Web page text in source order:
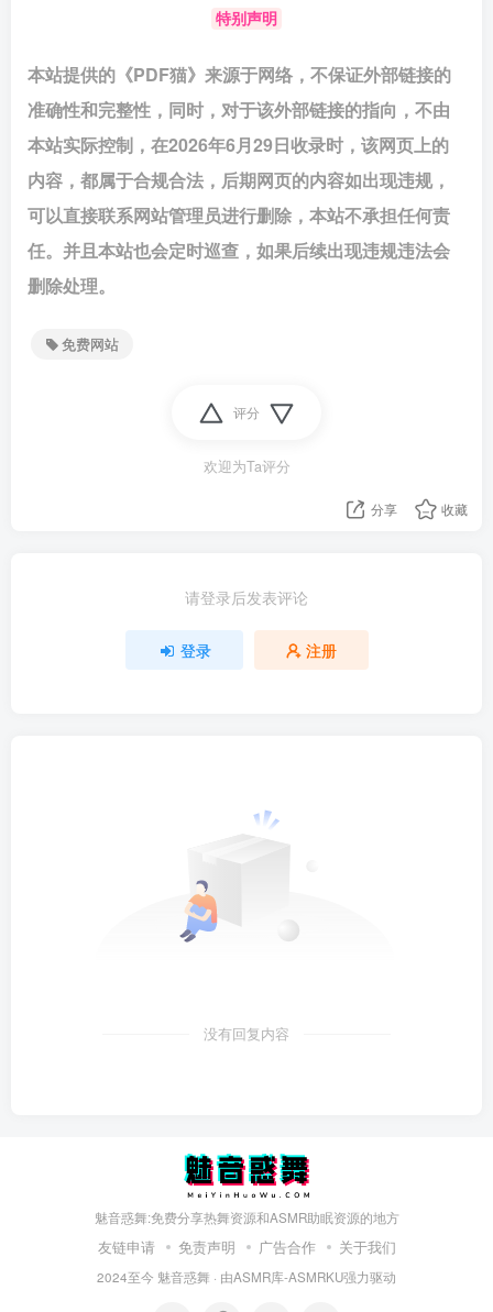
特别声明
本站提供的《PDF猫》来源于网络，不保证外部链接的
准确性和完整性，同时，对于该外部链接的指向，不由
本站实际控制，在2026年6月29日收录时，该网页上的
内容，都属于合规合法，后期网页的内容如出现违规，
可以直接联系网站管理员进行删除，本站不承担任何责
任。并且本站也会定时巡查，如果后续出现违规违法会
删除处理。
免费网站
评分
欢迎为Ta评分
分享 收藏
请登录后发表评论
登录 注册
没有回复内容
魅音惑舞:免费分享热舞资源和ASMR助眠资源的地方
友链申请 免责声明 广告合作 关于我们
2024至今 魅音惑舞 · 由ASMR库-ASMRKU强力驱动